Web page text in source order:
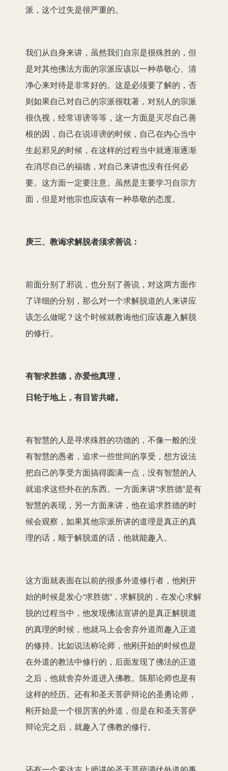
派，这个过失是很严重的。
我们从自身来讲，虽然我们自宗是很殊胜的，但
是对其他佛法方面的宗派应该以一种恭敬心、清
净心来对待是非常好的。这是必须要了解的，否
则如果自己对自己的宗派很耽著，对别人的宗派
很仇视，经常诽谤等等，这一方面是灭尽自己善
根的因，自己在说诽谤的时候，自己在内心当中
生起邪见的时候，在这样的过程当中就逐渐逐渐
在消尽自己的福德，对自己来讲也没有任何必
要。这方面一定要注意。虽然是主要学习自宗方
面，但是对他宗也应该有一种恭敬的态度。
庚三、教诲求解脱者须求善说：
前面分别了邪说，也分别了善说，对这两方面作
了详细的分别，那么对一个求解脱道的人来讲应
该怎么做呢？这个时候就教诲他们应该趣入解脱
的修行。
有智求胜德，亦爱他真理，
日轮于地上，有目皆共睹。
有智慧的人是寻求殊胜的功德的，不像一般的没
有智慧的愚者，追求一些世间的享受，想方设法
把自己的享受方面搞得圆满一点，没有智慧的人
就追求这些外在的东西。一方面来讲“求胜德”是有
智慧的表现，另一方面来讲，他在追求胜德的时
候会观察，如果其他宗派所讲的道理是真正的真
理的话，顺于解脱道的话，他就能趣入。
这方面就表面在以前的很多外道修行者，他刚开
始的时候是发心“求胜德”，求解脱的，在发心求解
脱的过程当中，他发现佛法宣讲的是真正解脱道
的真理的时候，他就马上会舍弃外道而趣入正道
的修持。比如说法称论师，他刚开始的时候也是
在外道的教法中修行的，后面发现了佛法的正道
之后，他就舍弃外道进入佛教。陈那论师也是有
这样的经历。还有和圣天菩萨辩论的圣勇论师，
刚开始是一个很厉害的外道，但是在和圣天菩萨
辩论完之后，就趣入了佛教的修行。